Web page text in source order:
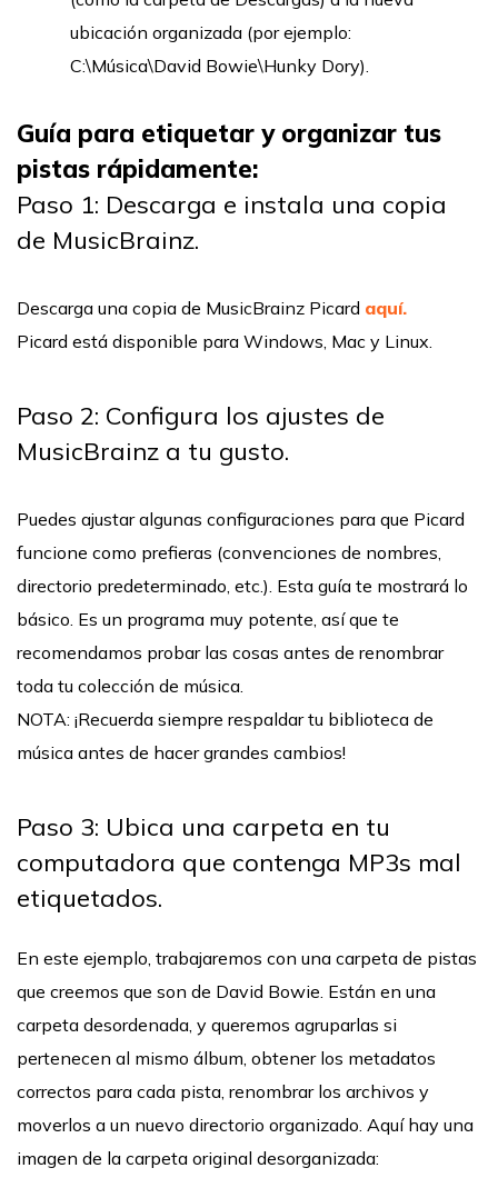
ubicación organizada (por ejemplo:
C:\Música\David Bowie\Hunky Dory).
Guía para etiquetar y organizar tus
pistas rápidamente:
Paso 1: Descarga e instala una copia
de MusicBrainz.
Descarga una copia de MusicBrainz Picard aquí.
Picard está disponible para Windows, Mac y Linux.
Paso 2: Configura los ajustes de
MusicBrainz a tu gusto.
Puedes ajustar algunas configuraciones para que Picard
funcione como prefieras (convenciones de nombres,
directorio predeterminado, etc.). Esta guía te mostrará lo
básico. Es un programa muy potente, así que te
recomendamos probar las cosas antes de renombrar
toda tu colección de música.
NOTA: ¡Recuerda siempre respaldar tu biblioteca de
música antes de hacer grandes cambios!
Paso 3: Ubica una carpeta en tu
computadora que contenga MP3s mal
etiquetados.
En este ejemplo, trabajaremos con una carpeta de pistas
que creemos que son de David Bowie. Están en una
carpeta desordenada, y queremos agruparlas si
pertenecen al mismo álbum, obtener los metadatos
correctos para cada pista, renombrar los archivos y
moverlos a un nuevo directorio organizado. Aquí hay una
imagen de la carpeta original desorganizada: